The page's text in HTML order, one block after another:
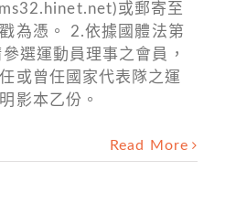
或郵寄至
為憑。 2.依據國體法第
選運動員理事之會員，
或曾任國家代表隊之運
影本乙份。
Read More